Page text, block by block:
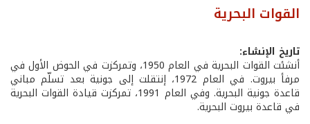
القوات البحرية
تاريخ الإنشاء:
أنشئت القوات البحرية في العام 1950، وتمركزت في الحوض الأول في
مرفأ بيروت. في العام 1972، إنتقلت إلى جونية بعد تسلّم مباني
قاعدة جونية البحرية. وفي العام 1991، تمركزت قيادة القوات البحرية
في قاعدة بيروت البحرية.